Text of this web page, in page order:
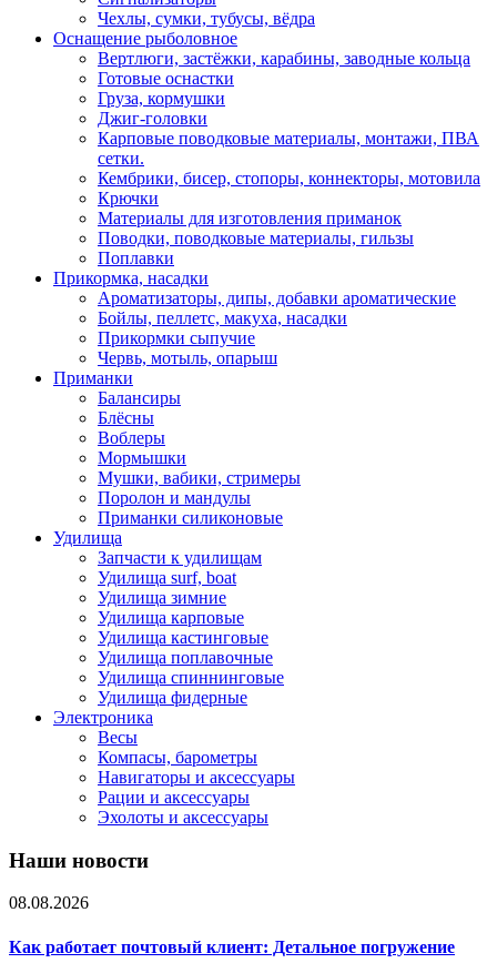
Чехлы, сумки, тубусы, вёдра
Оснащение рыболовное
Вертлюги, застёжки, карабины, заводные кольца
Готовые оснастки
Груза, кормушки
Джиг-головки
Карповые поводковые материалы, монтажи, ПВА
сетки.
Кембрики, бисер, стопоры, коннекторы, мотовила
Крючки
Материалы для изготовления приманок
Поводки, поводковые материалы, гильзы
Поплавки
Прикормка, насадки
Ароматизаторы, дипы, добавки ароматические
Бойлы, пеллетс, макуха, насадки
Прикормки сыпучие
Червь, мотыль, опарыш
Приманки
Балансиры
Блёсны
Воблеры
Мормышки
Мушки, вабики, стримеры
Поролон и мандулы
Приманки силиконовые
Удилища
Запчасти к удилищам
Удилища surf, boat
Удилища зимние
Удилища карповые
Удилища кастинговые
Удилища поплавочные
Удилища спиннинговые
Удилища фидерные
Электроника
Весы
Компасы, барометры
Навигаторы и аксессуары
Рации и аксессуары
Эхолоты и аксессуары
Наши новости
08.08.2026
Как работает почтовый клиент: Детальное погружение